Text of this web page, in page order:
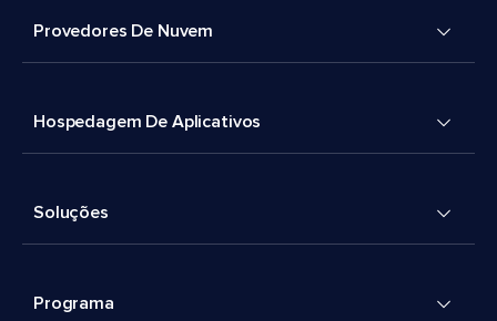
Provedores De Nuvem
Hospedagem De Aplicativos
Soluções
Programa